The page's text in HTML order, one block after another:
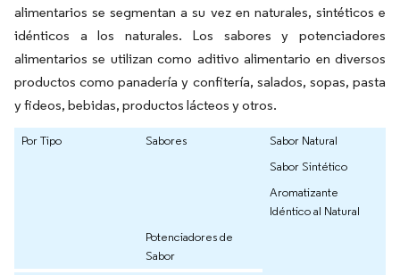
alimentarios se segmentan a su vez en naturales, sintéticos e
idénticos a los naturales. Los sabores y potenciadores
alimentarios se utilizan como aditivo alimentario en diversos
productos como panadería y confitería, salados, sopas, pasta
y fideos, bebidas, productos lácteos y otros.
Por Tipo Sabores
Sabor Natural
Sabor Sintético
Aromatizante
Idéntico al Natural
Potenciadores de
Sabor